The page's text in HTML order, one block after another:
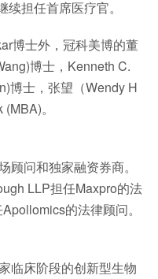
担任首席医疗官。
博士外，冠科美博的董
博士，Kenneth C.
博士，张望（Wendy H
。
顾问和独家融资券商。
LLP担任Maxpro的法
的法律顾问。
临床阶段的创新型生物